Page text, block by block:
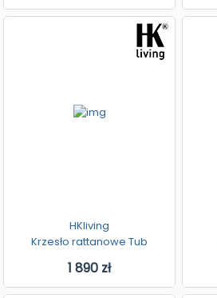
HKliving
Krzesło rattanowe Tub
1 890 zł